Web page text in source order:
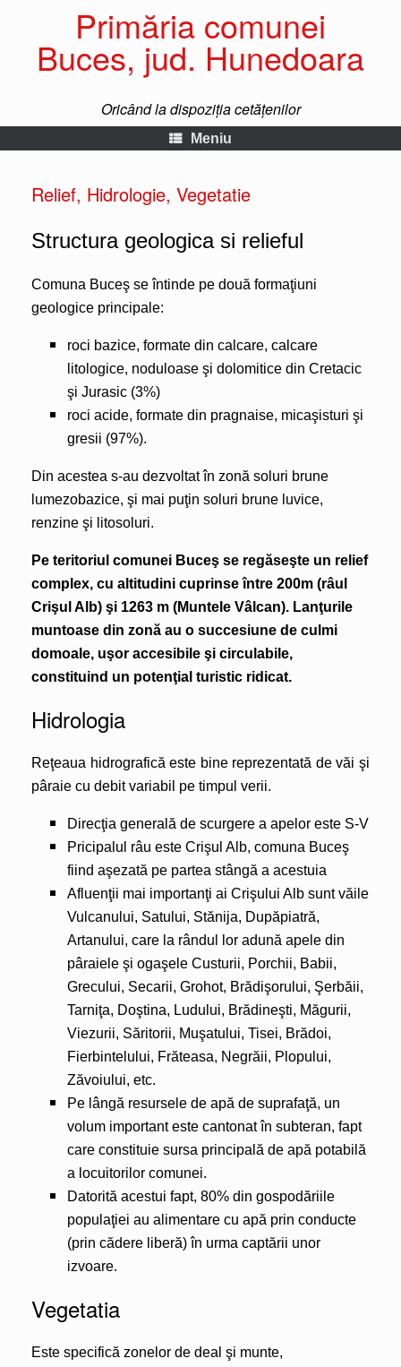
Primăria comunei
Buces, jud. Hunedoara
Oricând la dispoziția cetățenilor
Meniu
Relief, Hidrologie, Vegetatie
Structura geologica si relieful
Comuna Buceş se întinde pe două formaţiuni
geologice principale:
roci bazice, formate din calcare, calcare
litologice, noduloase şi dolomitice din Cretacic
şi Jurasic (3%)
roci acide, formate din pragnaise, micaşisturi şi
gresii (97%).
Din acestea s-au dezvoltat în zonă soluri brune
lumezobazice, şi mai puţin soluri brune luvice,
renzine şi litosoluri.
Pe teritoriul comunei Buceş se regăseşte un relief
complex, cu altitudini cuprinse între 200m (râul
Crişul Alb) şi 1263 m (Muntele Vâlcan). Lanţurile
muntoase din zonă au o succesiune de culmi
domoale, uşor accesibile şi circulabile,
constituind un potenţial turistic ridicat.
Hidrologia
Reţeaua hidrografică este bine reprezentată de văi şi
pâraie cu debit variabil pe timpul verii.
Direcţia generală de scurgere a apelor este S-V
Pricipalul râu este Crişul Alb, comuna Buceş
fiind aşezată pe partea stângă a acestuia
Afluenţii mai importanţi ai Crişului Alb sunt văile
Vulcanului, Satului, Stănija, Dupăpiatră,
Artanului, care la rândul lor adună apele din
pâraiele şi ogaşele Custurii, Porchii, Babii,
Grecului, Secarii, Grohot, Brădişorului, Şerbăii,
Tarniţa, Doştina, Ludului, Brădineşti, Măgurii,
Viezurii, Săritorii, Muşatului, Tisei, Brădoi,
Fierbintelului, Frăteasa, Negrăii, Plopului,
Zăvoiului, etc.
Pe lângă resursele de apă de suprafaţă, un
volum important este cantonat în subteran, fapt
care constituie sursa principală de apă potabilă
a locuitorilor comunei.
Datorită acestui fapt, 80% din gospodăriile
populaţiei au alimentare cu apă prin conducte
(prin cădere liberă) în urma captării unor
izvoare.
Vegetatia
Este specifică zonelor de deal şi munte,